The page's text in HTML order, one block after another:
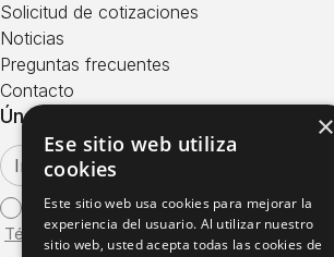
Solicitud de cotizaciones
Noticias
Preguntas frecuentes
Contacto
Únase a Nuestro Boletín
Estoy de acuerdo con los
Términos de Uso
×
Ese sitio web utiliza
cookies
Este sitio web usa cookies para mejorar la
experiencia del usuario. Al utilizar nuestro
sitio web, usted acepta todas las cookies de